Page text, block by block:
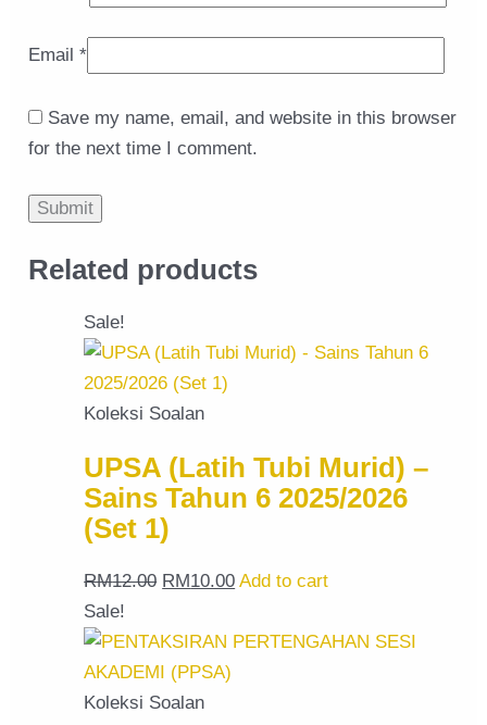
Email*
Save my name, email, and website in this browser
for the next time I comment.
Related products
Sale!
Koleksi Soalan
UPSA (Latih Tubi Murid) –
Sains Tahun 6 2025/2026
(Set 1)
RM12.00 RM10.00 Add to cart
Sale!
Koleksi Soalan